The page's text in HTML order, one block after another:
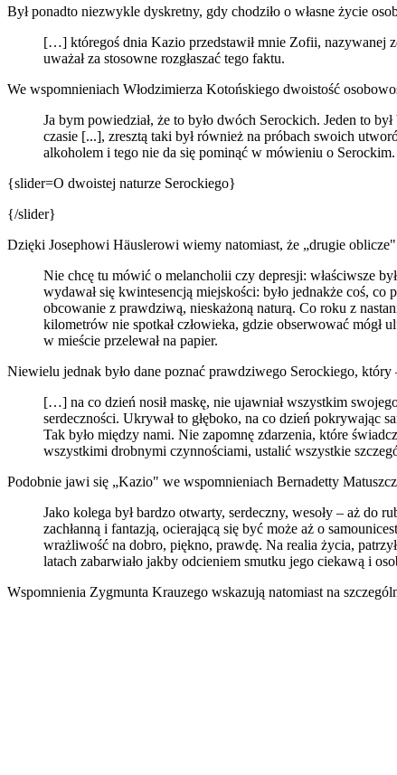
Był ponadto niezwykle dyskretny, gdy chodziło o własne życie
[…] któregoś dnia Kazio przedstawił mnie Zofii, nazywanej
uważał za stosowne rozgłaszać tego faktu.
We wspomnieniach Włodzimierza Kotońskiego dwoistość
Ja bym powiedział, że to było dwóch Serockich. Jeden to
czasie [...], zresztą taki był również na próbach swoich
alkoholem i tego nie da się pominąć w mówieniu o
{slider=O dwoistej naturze Serockiego}
{/slider}
Dzięki Josephowi Häuslerowi wiemy natomiast, że „drugie
Nie chcę tu mówić o melancholii czy depresji: właściwsze
wydawał się kwintesencją miejskości: było jednakże coś,
obcowanie z prawdziwą, nieskażoną naturą. Co roku z
kilometrów nie spotkał człowieka, gdzie obserwować mógł
w mieście przelewał na papier.
Niewielu jednak było dane poznać prawdziwego Serockiego,
[…] na co dzień nosił maskę, nie ujawniał wszystkim
serdeczności. Ukrywał to głęboko, na co dzień pokrywając
Tak było między nami. Nie zapomnę zdarzenia, które
wszystkimi drobnymi czynnościami, ustalić wszystkie
Podobnie jawi się „Kazio" we wspomnieniach Bernadetty
Jako kolega był bardzo otwarty, serdeczny, wesoły – aż do
zachłanną i fantazją, ocierającą się być może aż o
wrażliwość na dobro, piękno, prawdę. Na realia życia,
latach zabarwiało jakby odcieniem smutku jego ciekawą i
Wspomnienia Zygmunta Krauzego wskazują natomiast na